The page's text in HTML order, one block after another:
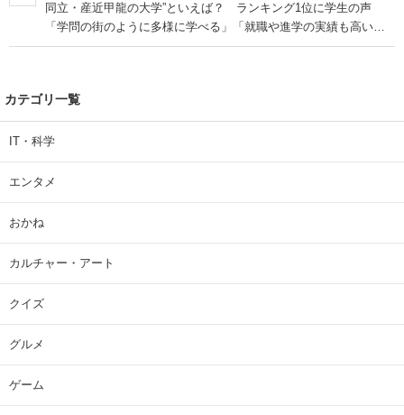
同立・産近甲龍の大学”といえば？ ランキング1位に学生の声
「学問の街のように多様に学べる」「就職や進学の実績も高い」
| 大学 ねとらぼリサーチ
カテゴリ一覧
IT・科学
エンタメ
おかね
カルチャー・アート
クイズ
グルメ
ゲーム